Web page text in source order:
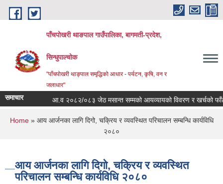
Skip to main content
पाँचपोखरी थाङपाल गाउँपालिका, बागमती-प्रदेश,
सिन्धुपाल्चोक
"पाँचपोखरी थाङ्पाल समृद्धिको आधार - पर्यटन, कृषि, वन र
जलाधार"
समाचार आ.व २०८२/०८३ जेठ मसान्त सम्मको आयव्यायको विवरण र खर्चको फाँटबारी
You are here
Home» आय आर्जनका लागि दिगो, चक्रिय र व्यवस्थित परिचालन सम्बन्धि कार्यविधि
२०८०
आय आर्जनका लागि दिगो, चक्रिय र व्यवस्थित
परिचालन सम्बन्धि कार्यविधि २०८०